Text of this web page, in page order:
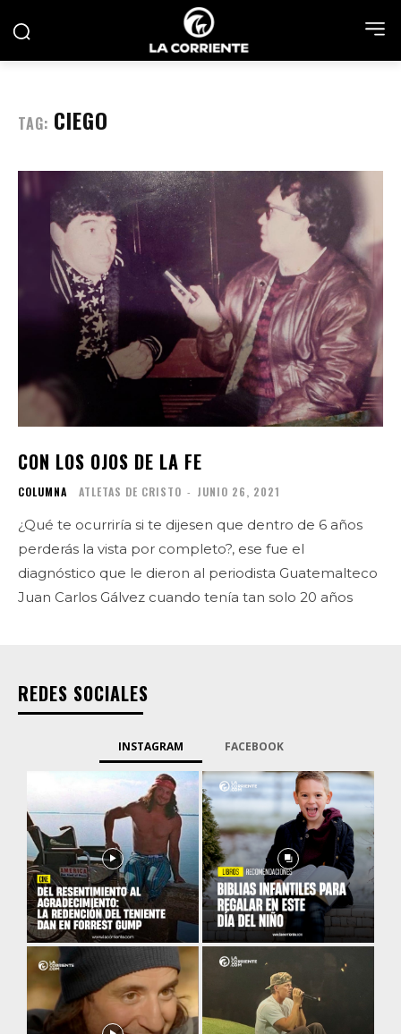
TAG: CIEGO
CON LOS OJOS DE LA FE
COLUMNA ATLETAS DE CRISTO - JUNIO 26, 2021
¿Qué te ocurriría si te dijesen que dentro de 6 años
perderás la vista por completo?, ese fue el
diagnóstico que le dieron al periodista Guatemalteco
Juan Carlos Gálvez cuando tenía tan solo 20 años
REDES SOCIALES
INSTAGRAM FACEBOOK